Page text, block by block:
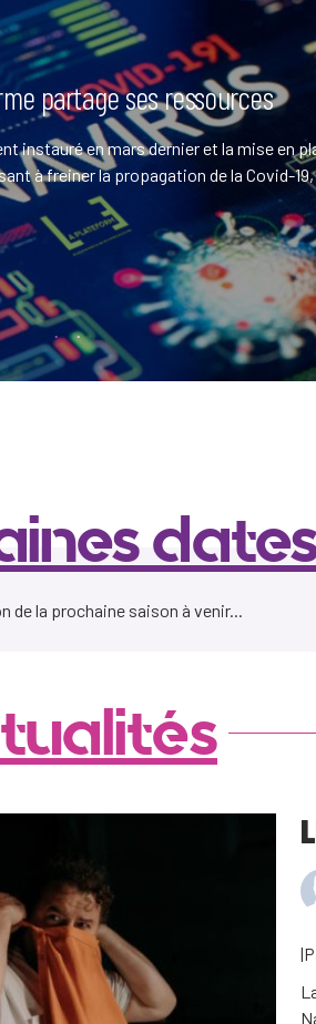
partage ses ressources
instauré en mars dernier et la mise en
à freiner la propagation de la Covid-19,
de la prochaine saison à venir...